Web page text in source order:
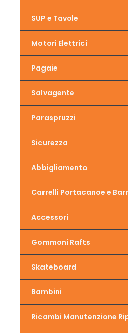
SUP e Tavole
Motori Elettrici
Pagaie
Salvagente
Paraspruzzi
Sicurezza
Abbigliamento
Carrelli Portacanoe e
Accessori
Gommoni Rafts
Skateboard
Bambini
Ricambi Manutenzione